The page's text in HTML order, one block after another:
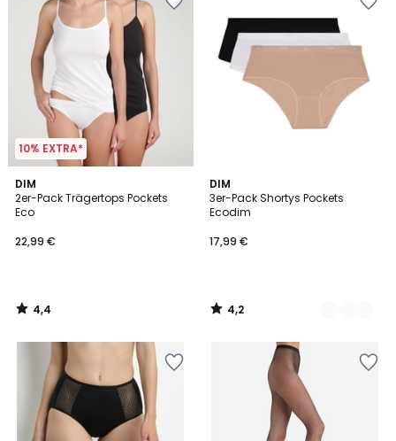
10% EXTRA*
DIM
2er-Pack Trägertops Pockets
Eco
22,99 €
4,4
/ 5
4,4
/
DIM
3er-Pack Shortys Pockets
Ecodim
17,99 €
4,2
/ 5
3
Farben
4,2
/